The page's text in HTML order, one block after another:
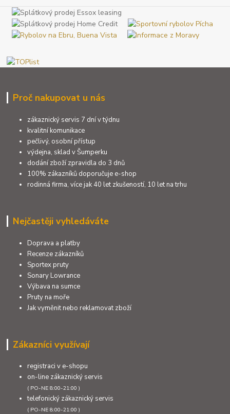
Proč nakupovat u nás
zákaznický servis 7 dní v týdnu
kvalitní komunikace
pečlivý, osobní přístup
výdejna, sklad v Šumperku
dodání zboží zpravidla do 3 dnů
100% zákazníků doporučuje e-shop
rodinná firma, více jak 40 let zkušeností, 10 let na trhu
Nejčastěji vyhledáváte
Doprava a platby
Recenze zákazníků
Sportex pruty
Sonary Lowrance
Výbava na sumce
Pruty na moře
Jak vyměnit nebo reklamovat zboží
Zákazníci využívají
registraci v e-shopu
on-line zákaznický servis
( PO-NE 8:00-21:00 )
telefonický zákaznický servis
( PO-NE 8:00-21:00 )